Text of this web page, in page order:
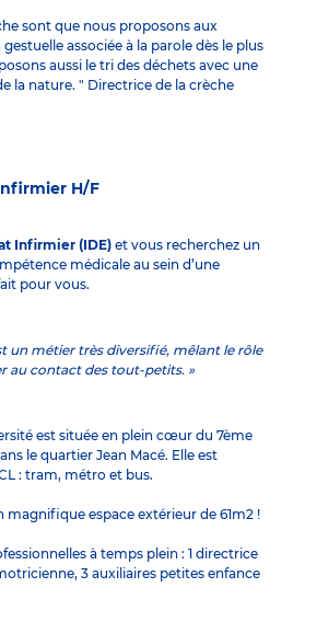
sont que nous proposons aux
associée à la parole dès le plus
aussi le tri des déchets avec une
la nature. " Directrice de la crèche
H/F
Infirmier (IDE) et vous recherchez un
médicale au sein d’une
pour vous.
un métier très diversifié, mêlant le rôle
au contact des tout-petits. »
est située en plein cœur du 7ème
le quartier Jean Macé. Elle est
: tram, métro et bus.
magnifique espace extérieur de 61m2 !
à temps plein : 1 directrice
3 auxiliaires petites enfance